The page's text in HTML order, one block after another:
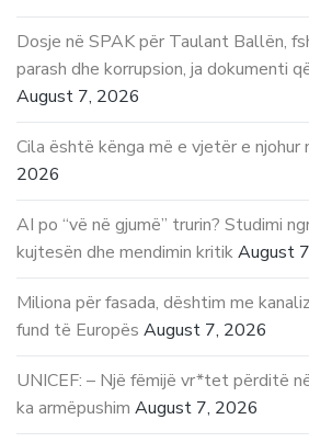
Dosje në SPAK për Taulant Ballën,
parash dhe korrupsion, ja dokumenti
August 7, 2026
Cila është kënga më e vjetër e njohur
2026
AI po “vë në gjumë” trurin? Studimi
kujtesën dhe mendimin kritikAugust
Miliona për fasada, dështim me
fund të Europës August 7, 2026
UNICEF: – Një fëmijë vr*tet përditë
ka armëpushim August 7, 2026